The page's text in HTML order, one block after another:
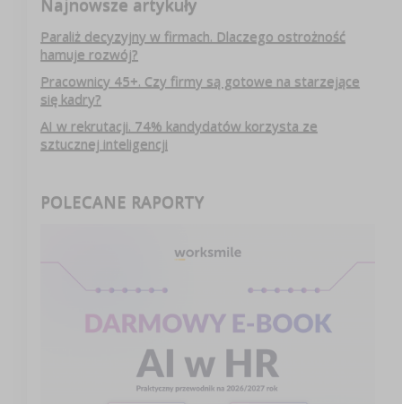
Paraliż decyzyjny w firmach. Dlaczego ostrożność
hamuje rozwój?
Pracownicy 45+. Czy firmy są gotowe na starzejące
się kadry?
AI w rekrutacji. 74% kandydatów korzysta ze
sztucznej inteligencji
POLECANE RAPORTY